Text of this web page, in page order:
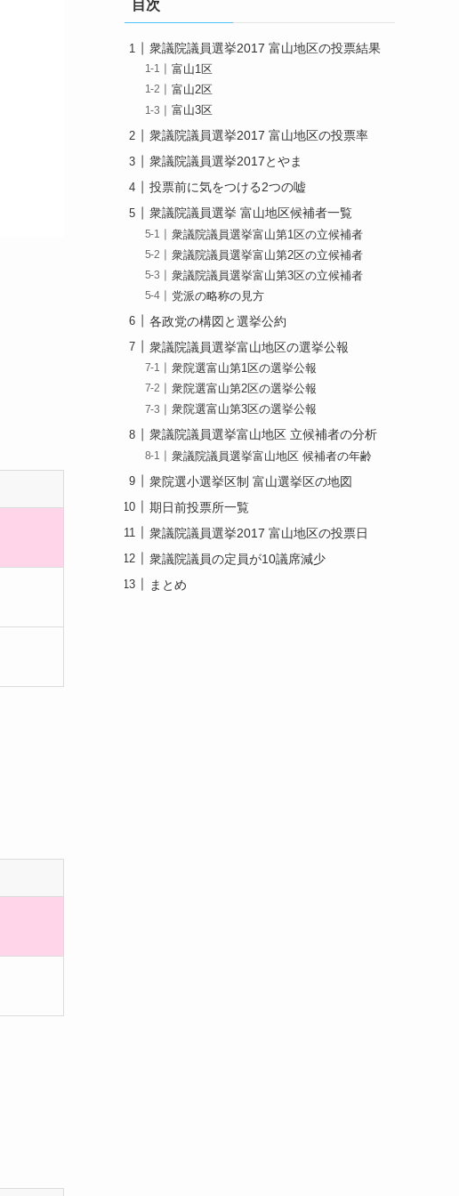
目次
衆議院議員選挙2017 富山地区の投票結果
富山1区
富山2区
富山3区
衆議院議員選挙2017 富山地区の投票率
衆議院議員選挙2017とやま
投票前に気をつける2つの嘘
衆議院議員選挙 富山地区候補者一覧
衆議院議員選挙富山第1区の立候補者
衆議院議員選挙富山第2区の立候補者
衆議院議員選挙富山第3区の立候補者
党派の略称の見方
各政党の構図と選挙公約
衆議院議員選挙富山地区の選挙公報
衆院選富山第1区の選挙公報
衆院選富山第2区の選挙公報
衆院選富山第3区の選挙公報
衆議院議員選挙富山地区 立候補者の分析
衆議院議員選挙富山地区 候補者の年齢
衆院選小選挙区制 富山選挙区の地図
期日前投票所一覧
衆議院議員選挙2017 富山地区の投票日
衆議院議員の定員が10議席減少
まとめ